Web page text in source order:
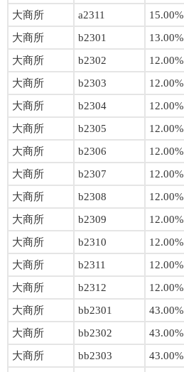
大商所
a2311 15.00%
大商所
b2301 13.00%
大商所
b2302 12.00%
大商所
b2303 12.00%
大商所
b2304 12.00%
大商所
b2305 12.00%
大商所
b2306 12.00%
大商所
b2307 12.00%
大商所
b2308 12.00%
大商所
b2309 12.00%
大商所
b2310 12.00%
大商所
b2311 12.00%
大商所
b2312 12.00%
大商所
bb2301 43.00%
大商所
bb2302 43.00%
大商所
bb2303 43.00%